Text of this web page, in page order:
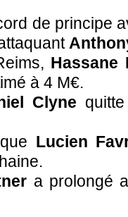
de principe
Hassane
à 4 M€.
Clyne
Lucien
a prolongé